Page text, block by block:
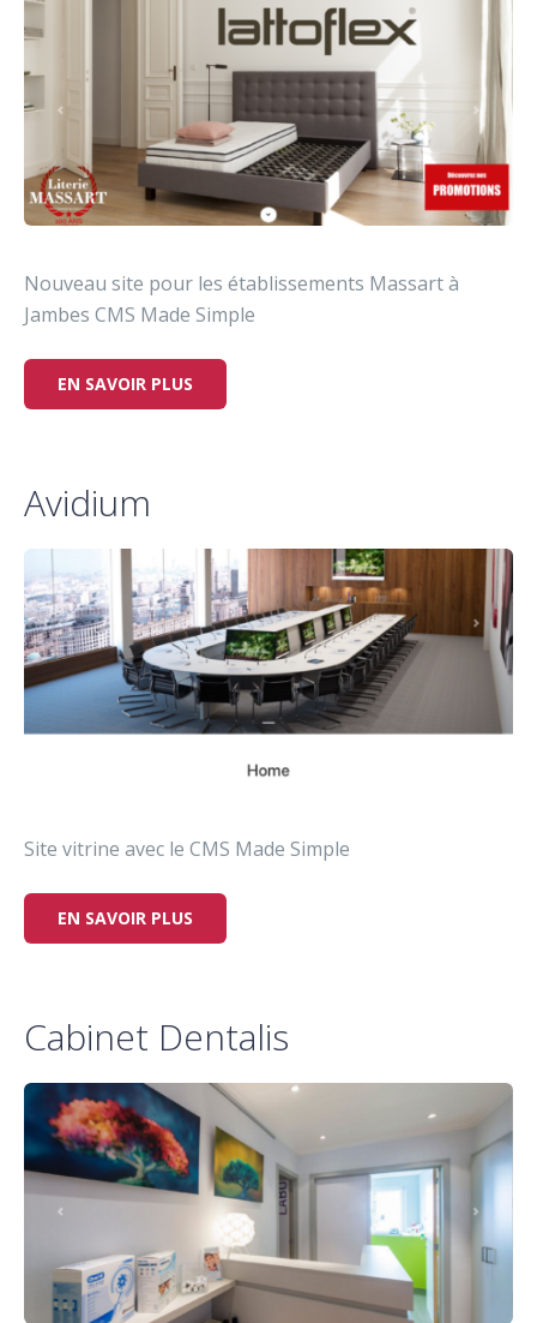
Nouveau site pour les établissements Massart à
Jambes CMS Made Simple
EN SAVOIR PLUS
Avidium
Site vitrine avec le CMS Made Simple
EN SAVOIR PLUS
Cabinet Dentalis